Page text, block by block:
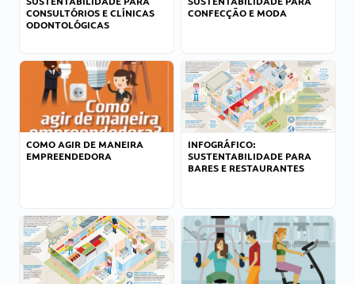
CONSULTÓRIOS E CLÍNICAS
ODONTOLÓGICAS
CONFECÇÃO E MODA
COMO AGIR DE MANEIRA
EMPREENDEDORA
INFOGRÁFICO:
SUSTENTABILIDADE PARA
BARES E RESTAURANTES